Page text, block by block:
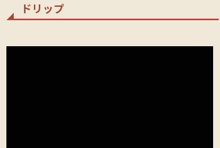
ドリップ